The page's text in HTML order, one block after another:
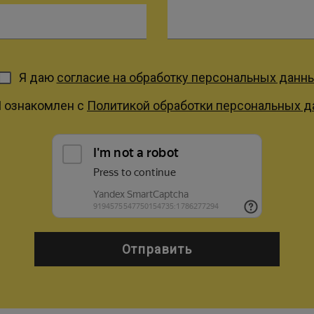
Я даю согласие на обработку персональных
ознакомлен с Политикой обработки персональных
Отправить